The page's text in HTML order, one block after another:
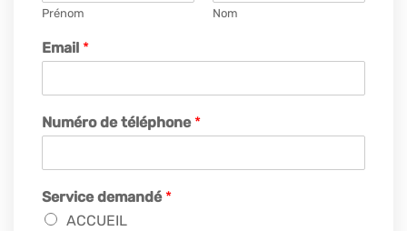
Prénom Nom
Email *
Numéro de téléphone *
Service demandé *
ACCUEIL